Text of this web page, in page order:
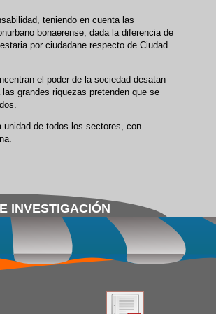
teniendo en cuenta las
bonaerense, dada la diferencia de
por ciudadane respecto de Ciudad
el poder de la sociedad desatan
grandes riquezas pretenden que se
de todos los sectores, con
INVESTIGACIÓN